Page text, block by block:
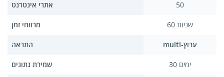
אתרי אינטרנט
מרווחי זמן
התראה
שמירת נתונים
50
60 שניות
multi-ערוץ
30 ימים